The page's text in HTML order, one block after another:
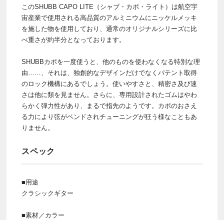
このSHUBB CAPO LITE（シャブ・カポ・ライト）は航空宇
宙産業で使用される高品質のアルミニウムにニッケルメッキ
を施した物を使用しており、通常のオリジナルシリーズに比
べ重さが約半分となっております。
SHUBBカポを一度使うと、他のものを使わなくなる特別な理
由……、それは、独創的なデザインだけでなくパテント取得
のロック機構にあるでしょう。使いやすさと、精密さ及び速
さは他に類を見ません。さらに、専用設計されたゴムはやわ
らかく弾力性があり、まるで指先のようです。カポのおさえ
る力により弦がベンドされチューニングが狂う様なこともあ
りません。
スペック
■用途
クラシックギター
■素材／カラー